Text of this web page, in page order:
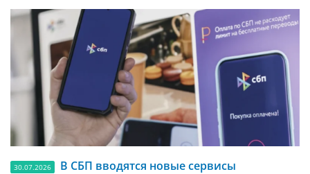
30.07.2026 В СБП вводятся новые сервисы